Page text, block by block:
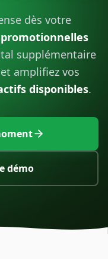
dès votre
supplémentaire
amplifiez vos
disponibles.
démo